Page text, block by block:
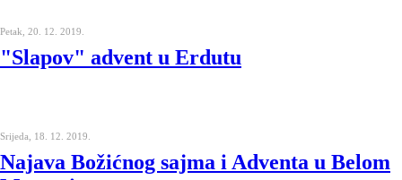
Petak, 20. 12. 2019.
"Slapov" advent u Erdutu
Srijeda, 18. 12. 2019.
Najava Božićnog sajma i Adventa u Belom